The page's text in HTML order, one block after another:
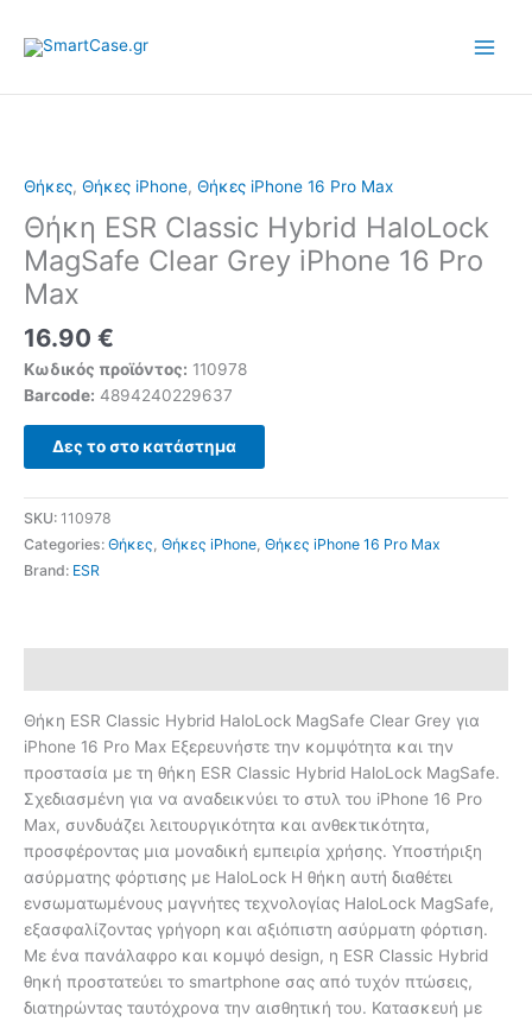
Θήκες, Θήκες iPhone, Θήκες iPhone 16 Pro Max
Θήκη ESR Classic Hybrid HaloLock
MagSafe Clear Grey iPhone 16 Pro
Max
16.90 €
Κωδικός προϊόντος: 110978
Barcode: 4894240229637
Δες το στο κατάστημα
SKU: 110978
Categories: Θήκες Θήκες iPhone Θήκες iPhone 16 Pro Max
Brand: ESR
Θήκη ESR Classic Hybrid HaloLock MagSafe Clear Grey για
iPhone 16 Pro Max Εξερευνήστε την κομψότητα και την
προστασία με τη θήκη ESR Classic Hybrid HaloLock MagSafe.
Σχεδιασμένη για να αναδεικνύει το στυλ του iPhone 16 Pro
Max, συνδυάζει λειτουργικότητα και ανθεκτικότητα,
προσφέροντας μια μοναδική εμπειρία χρήσης. Υποστήριξη
ασύρματης φόρτισης με HaloLock Η θήκη αυτή διαθέτει
ενσωματωμένους μαγνήτες τεχνολογίας HaloLock MagSafe,
εξασφαλίζοντας γρήγορη και αξιόπιστη ασύρματη φόρτιση.
Με ένα πανάλαφρο και κομψό design, η ESR Classic Hybrid
θηκή προστατεύει το smartphone σας από τυχόν πτώσεις,
διατηρώντας ταυτόχρονα την αισθητική του. Κατασκευή με